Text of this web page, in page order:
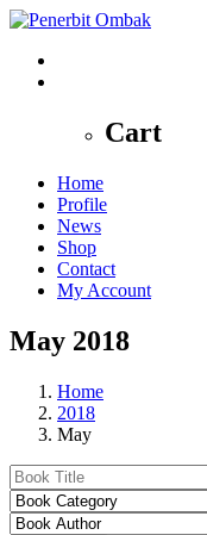
Cart
Home
Profile
News
Shop
Contact
My Account
May 2018
Home
2018
May